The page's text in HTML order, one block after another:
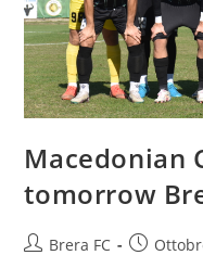
Macedonian
tomorrow
Brera FC